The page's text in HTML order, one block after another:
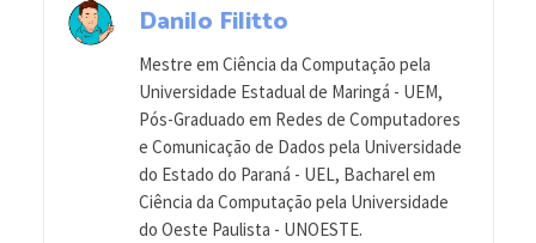
Danilo Filitto
Mestre em Ciência da Computação pela
Universidade Estadual de Maringá - UEM,
Pós-Graduado em Redes de Computadores
e Comunicação de Dados pela Universidade
do Estado do Paraná - UEL, Bacharel em
Ciência da Computação pela Universidade
do Oeste Paulista - UNOESTE.